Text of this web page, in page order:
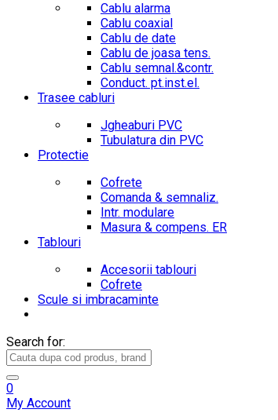
Cablu alarma
Cablu coaxial
Cablu de date
Cablu de joasa tens.
Cablu semnal.&contr.
Conduct. pt.inst.el.
Trasee cabluri
Jgheaburi PVC
Tubulatura din PVC
Protectie
Cofrete
Comanda & semnaliz.
Intr. modulare
Masura & compens. ER
Tablouri
Accesorii tablouri
Cofrete
Scule si imbracaminte
Search for:
0
My Account